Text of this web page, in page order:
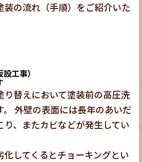
装の流れ（手順）をご紹介いた
工事）
り替えにおいて塗装前の高圧洗
外壁の表面には長年のあいだ
り、またカビなどが発生してい
化してくるとチョーキングとい